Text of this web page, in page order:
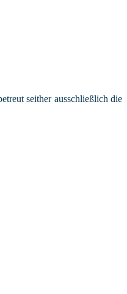
seither ausschließlich die